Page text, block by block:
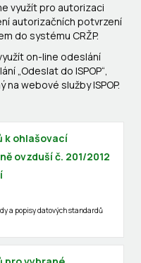
využít pro autorizaci
autorizačních potvrzení
do systému CRŽP.
on-line odeslání
„Odeslat do ISPOP“,
webové služby ISPOP.
k ohlašovací
ovzduší č. 201/2012
a popisy datových standardů